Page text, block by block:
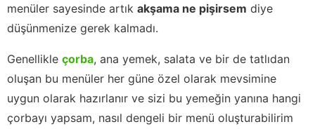
menüler sayesinde artık akşama ne pişirsem diye
düşünmenize gerek kalmadı.
Genellikle çorba, ana yemek, salata ve bir de tatlıdan
oluşan bu menüler her güne özel olarak mevsimine
uygun olarak hazırlanır ve sizi bu yemeğin yanına hangi
çorbayı yapsam, nasıl dengeli bir menü oluşturabilirim